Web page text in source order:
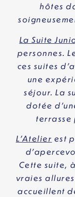
hôtes
La Suite
personnes.
ces suites
une
séjour. La
dotée
terrasse
L’Atelier est
Cette suite,
vraies
accueillent